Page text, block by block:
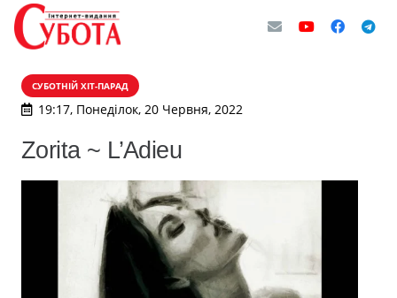
СУБОТНІЙ ХІТ-ПАРАД
19:17, Понеділок, 20 Червня, 2022
Zorita ~ L’Adieu